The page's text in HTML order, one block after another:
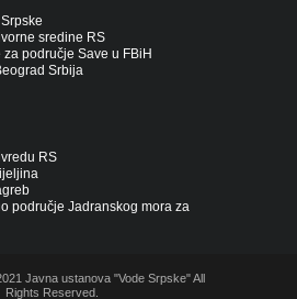
sredine RS
područje Save u FBiH
Srbija
RS
područje Jadranskog mora za
Javna ustanova "Vode Srpske" All
Rights Reserved.